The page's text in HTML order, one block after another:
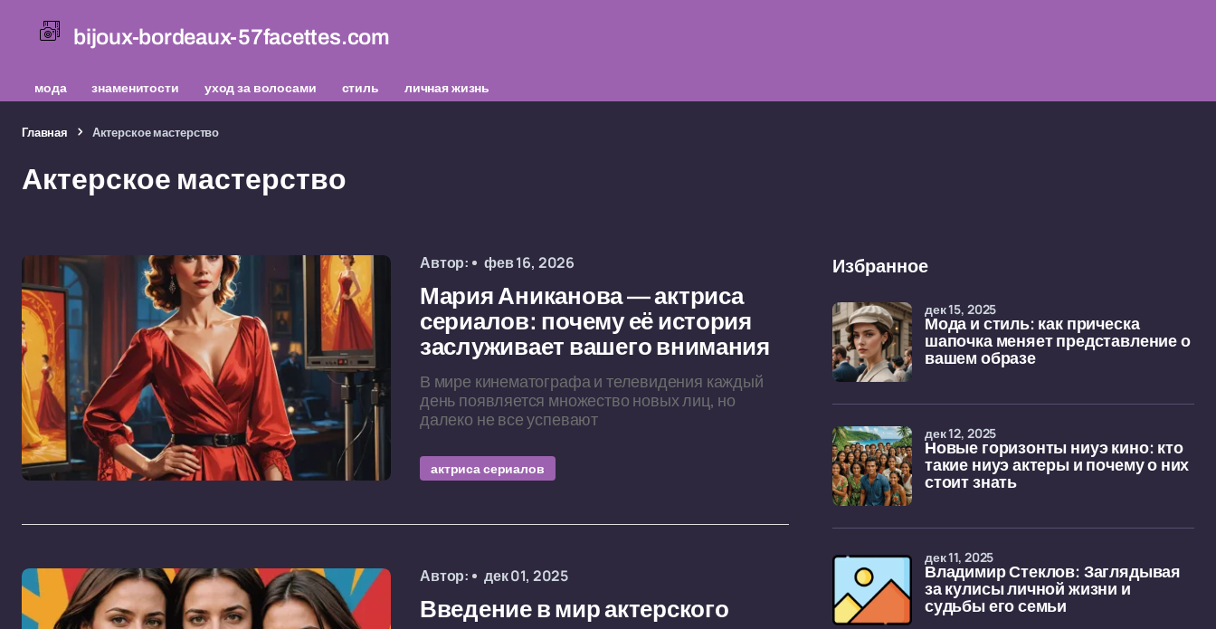
bijoux-bordeaux-57facettes.com
мода знаменитости уход за волосами стиль личная жизнь
Главная Актерское мастерство
Актерское мастерство
Автор: фев 16, 2026
Мария Аниканова — актриса
сериалов: почему её история
заслуживает вашего внимания
В мире кинематографа и телевидения каждый
день появляется множество новых лиц, но
далеко не все успевают
актриса сериалов
Автор: дек 01, 2025
Введение в мир актерского
Избранное
Мода и стиль: как прическа
шапочка меняет представление о
вашем образе
дек 15, 2025
Новые горизонты ниуэ кино: кто
такие ниуэ актеры и почему о них
стоит знать
дек 12, 2025
Владимир Стеклов: Заглядывая
за кулисы личной жизни и
судьбы его семьи
дек 11, 2025